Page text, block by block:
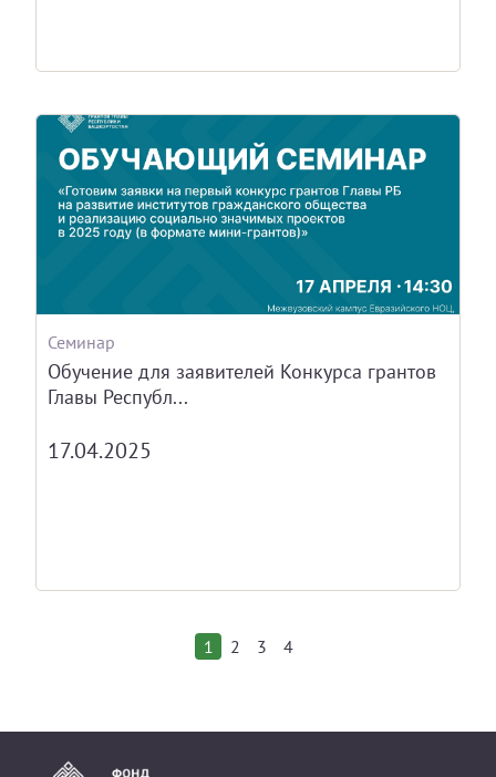
Семинар
Обучение для заявителей Конкурса грантов
Главы Республ...
17.04.2025
1 2 3 4